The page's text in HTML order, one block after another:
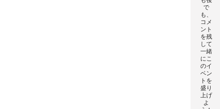
で
も、
コメ
ント
を残
して
一緒
にこ
のイ
ベン
トを
盛り
上げ
よ